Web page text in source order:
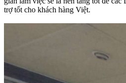
trợ tốt cho khách hàng Việt.